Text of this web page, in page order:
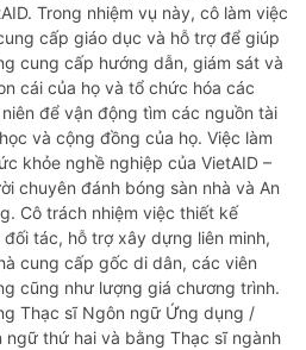
Trong nhiệm vụ này, cô làm việc
cấp giáo dục và hỗ trợ để giúp
cung cấp hướng dẫn, giám sát và
cái của họ và tổ chức hóa các
để vận động tìm các nguồn tài
và cộng đồng của họ. Việc làm
khỏe nghề nghiệp của VietAID –
chuyên đánh bóng sàn nhà và An
Cô trách nhiệm việc thiết kế
tác, hỗ trợ xây dựng liên minh,
cung cấp gốc di dân, các viên
cũng như lượng giá chương trình.
Thạc sĩ Ngôn ngữ Ứng dụng /
ngữ thứ hai và bằng Thạc sĩ ngành